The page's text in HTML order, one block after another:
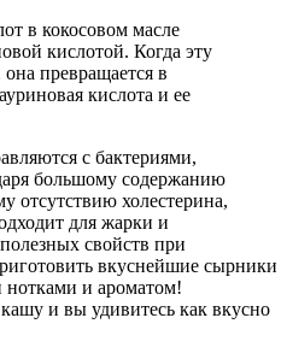
в кокосовом масле
кислотой. Когда эту
превращается в
кислота и ее
с бактериями,
большому содержанию
холестерина,
для жарки и
свойств при
вкуснейшие сырники
нотками и ароматом!
и вы удивитесь как вкусно